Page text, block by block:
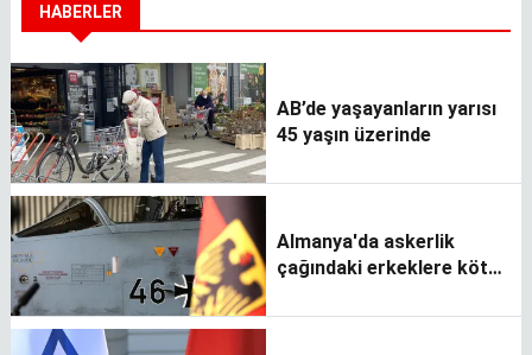
HABERLER
AB’de yaşayanların yarısı
45 yaşın üzerinde
Almanya'da askerlik
çağındaki erkeklere kötü